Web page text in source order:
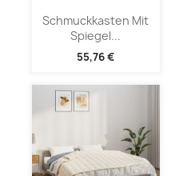
Schmuckkasten Mit
Spiegel...
55,76 €